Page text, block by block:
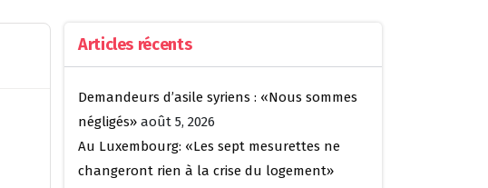
Articles récents
Demandeurs d’asile syriens : «Nous sommes
négligés» août 5, 2026
Au Luxembourg: «Les sept mesurettes ne
changeront rien à la crise du logement»